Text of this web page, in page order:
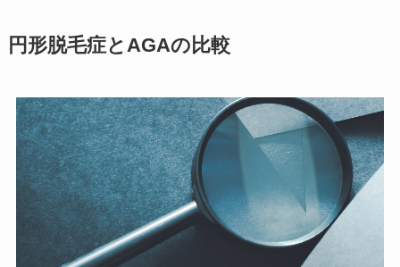
円形脱毛症とAGAの比較